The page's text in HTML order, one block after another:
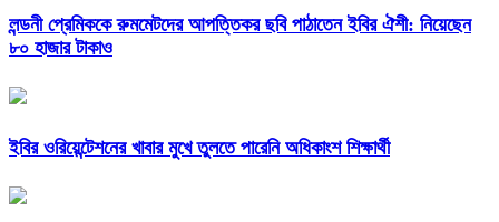
লন্ডনী প্রেমিককে রুমমেটদের আপত্তিকর ছবি পাঠাতেন ইবির ঐশী: নিয়েছেন
৮০ হাজার টাকাও
ইবির ওরিয়েন্টেশনের খাবার মুখে তুলতে পারেনি অধিকাংশ শিক্ষার্থী